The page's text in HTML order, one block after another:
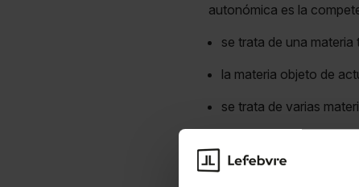
autonómica es la
se trata de una
la materia objeto de
se trata de varias
vigente, lacompetencia
Murcia (RD 284/2008